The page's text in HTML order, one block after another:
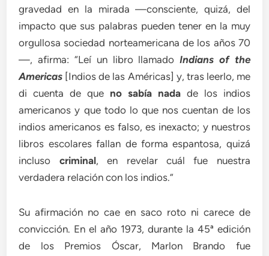
gravedad en la mirada —consciente, quizá, del
impacto que sus palabras pueden tener en la muy
orgullosa sociedad norteamericana de los años 70
—, afirma: “Leí un libro llamadoIndians of the
Americas [Indios de las Américas] y, tras leerlo, me
di cuenta de que no sabía nadade los indios
americanos y que todo lo que nos cuentan de los
indios americanos es falso, es inexacto; y nuestros
libros escolares fallan de forma espantosa, quizá
incluso criminal, en revelar cuál fue nuestra
verdadera relación con los indios.”
Su afirmación no cae en saco roto ni carece de
convicción. En el año 1973, durante la 45ª edición
de los Premios Óscar, Marlon Brando fue